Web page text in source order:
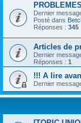
Dernier
Posté dans
Réponses : 345
Articles de
Dernier
Réponses : 1
!!! A lire
Dernier